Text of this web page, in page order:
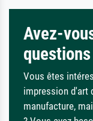
Avez-
Vous êtes
impression d'art
manufacture,